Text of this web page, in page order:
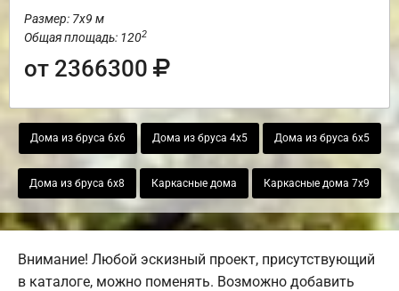
Размер: 7х9 м
Общая площадь: 1202
от 2366300
Дома из бруса 6х6 Дома из бруса 4х5 Дома из бруса 6х5
Дома из бруса 6х8 Каркасные дома Каркасные дома 7х9
Внимание! Любой эскизный проект, присутствующий
в каталоге, можно поменять. Возможно добавить